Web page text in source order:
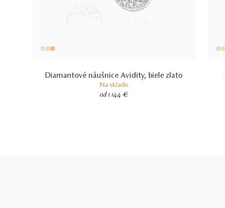
Diamantové náušnice Avidity, biele zlato
Na sklade
od 1 144 €